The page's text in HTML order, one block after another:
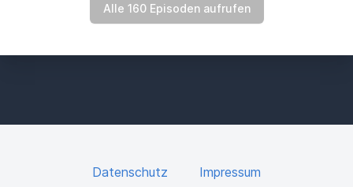
Alle 160 Episoden aufrufen
Datenschutz Impressum